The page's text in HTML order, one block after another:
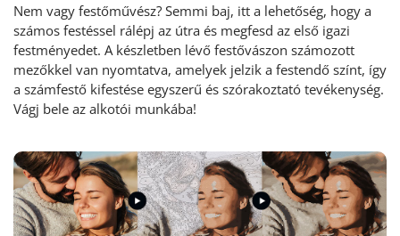
Nem vagy festőművész? Semmi baj, itt a lehetőség, hogy a
számos festéssel rálépj az útra és megfesd az első igazi
festményedet. A készletben lévő festővászon számozott
mezőkkel van nyomtatva, amelyek jelzik a festendő színt, így
a számfestő kifestése egyszerű és szórakoztató tevékenység.
Vágj bele az alkotói munkába!